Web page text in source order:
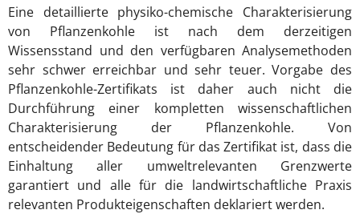
Eine detaillierte physiko-chemische Charakterisierung
von Pflanzenkohle ist nach dem derzeitigen
Wissensstand und den verfügbaren Analysemethoden
sehr schwer erreichbar und sehr teuer. Vorgabe des
Pflanzenkohle-Zertifikats ist daher auch nicht die
Durchführung einer kompletten wissenschaftlichen
Charakterisierung der Pflanzenkohle. Von
entscheidender Bedeutung für das Zertifikat ist, dass die
Einhaltung aller umweltrelevanten Grenzwerte
garantiert und alle für die landwirtschaftliche Praxis
relevanten Produkteigenschaften deklariert werden.